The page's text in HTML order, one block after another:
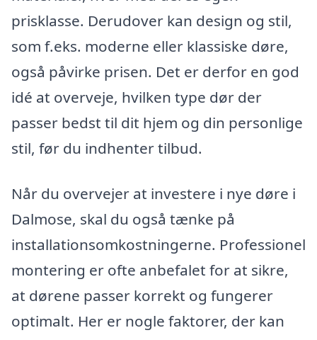
prisklasse. Derudover kan design og stil,
som f.eks. moderne eller klassiske døre,
også påvirke prisen. Det er derfor en god
idé at overveje, hvilken type dør der
passer bedst til dit hjem og din personlige
stil, før du indhenter tilbud.
Når du overvejer at investere i nye døre i
Dalmose, skal du også tænke på
installationsomkostningerne. Professionel
montering er ofte anbefalet for at sikre,
at dørene passer korrekt og fungerer
optimalt. Her er nogle faktorer, der kan